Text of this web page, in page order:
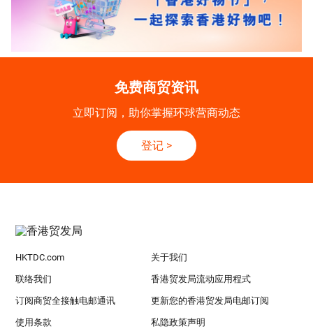
免费商贸资讯
立即订阅，助你掌握环球营商动态
登记 >
HKTDC.com 关于我们
联络我们 香港贸发局流动应用程式
订阅商贸全接触电邮通讯 更新您的香港贸发局电邮订阅
使用条款 私隐政策声明